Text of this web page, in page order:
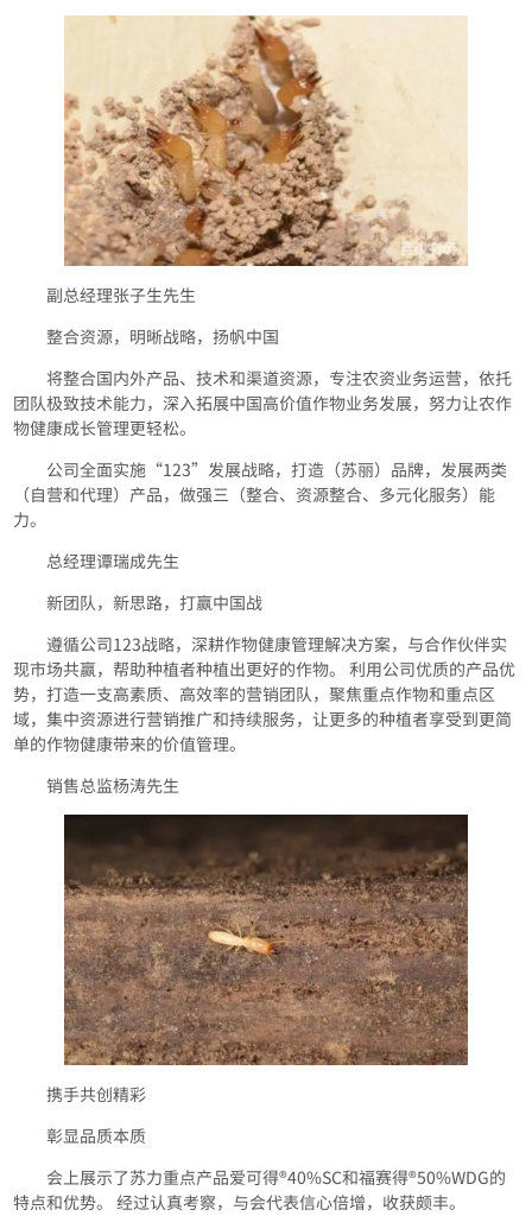
副总经理张子生先生
整合资源，明晰战略，扬帆中国
将整合国内外产品、技术和渠道资源，专注农资业务运营，依托
团队极致技术能力，深入拓展中国高价值作物业务发展，努力让农作
物健康成长管理更轻松。
公司全面实施“123”发展战略，打造（苏丽）品牌，发展两类
（自营和代理）产品，做强三（整合、资源整合、多元化服务）能
力。
总经理谭瑞成先生
新团队，新思路，打赢中国战
遵循公司123战略，深耕作物健康管理解决方案，与合作伙伴实
现市场共赢，帮助种植者种植出更好的作物。 利用公司优质的产品优
势，打造一支高素质、高效率的营销团队，聚焦重点作物和重点区
域，集中资源进行营销推广和持续服务，让更多的种植者享受到更简
单的作物健康带来的价值管理。
销售总监杨涛先生
携手共创精彩
彰显品质本质
会上展示了苏力重点产品爱可得®40%SC和福赛得®50%WDG的
特点和优势。 经过认真考察，与会代表信心倍增，收获颇丰。